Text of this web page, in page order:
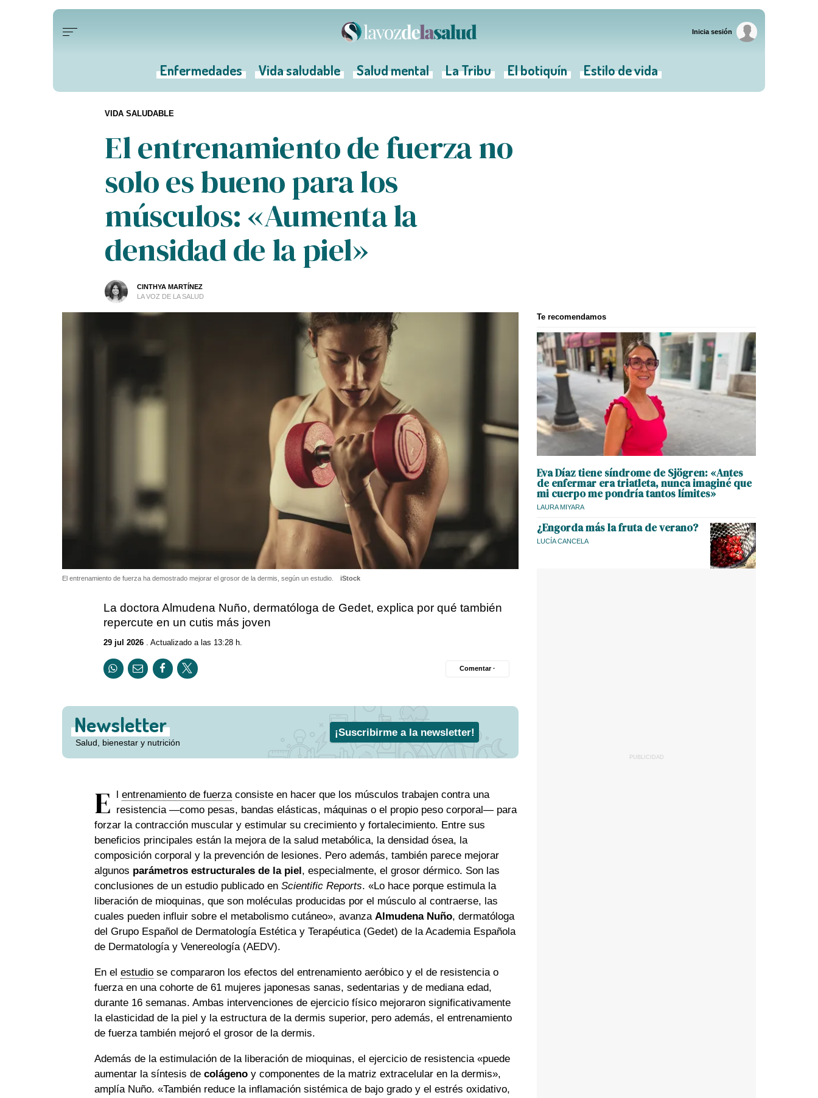
Inicia sesión
Enfermedades Vida saludable Salud mental La Tribu El botiquín Estilo de vida
El entrenamiento de fuerza no
solo es bueno para los
músculos: «Aumenta la
densidad de la piel»
CINTHYA MARTÍNEZ
LA VOZ DE LA SALUD
VIDA SALUDABLE
El entrenamiento de fuerza ha demostrado mejorar el grosor de la dermis, según un estudio. iStock
La doctora Almudena Nuño, dermatóloga de Gedet, explica por qué también
repercute en un cutis más joven
29 jul 2026. Actualizado a las 13:28 h.
Comentar ·
Newsletter
Salud, bienestar y nutrición
¡Suscribirme a la newsletter!
E entrenamiento de fuerzaconsiste en hacer que los músculos trabajen contra una
resistencia —como pesas, bandas elásticas, máquinas o el propio peso corporal— para
forzar la contracción muscular y estimular su crecimiento y fortalecimiento. Entre sus
beneficios principales están la mejora de la salud metabólica, la densidad ósea, la
composición corporal y la prevención de lesiones. Pero además, también parece mejorar
algunos parámetros estructurales de la piel , especialmente, el grosor dérmico. Son las
conclusiones de un estudio publicado en Scientific Reports. «Lo hace porque estimula la
liberación de mioquinas, que son moléculas producidas por el músculo al contraerse, las
cuales pueden influir sobre el metabolismo cutáneo», avanza Almudena Nuño, dermatóloga
del Grupo Español de Dermatología Estética y Terapéutica (Gedet) de la Academia Española
de Dermatología y Venereología (AEDV).
En el estudiose compararon los efectos del entrenamiento aeróbico y el de resistencia o
fuerza en una cohorte de 61 mujeres japonesas sanas, sedentarias y de mediana edad,
durante 16 semanas. Ambas intervenciones de ejercicio físico mejoraron significativamente
la elasticidad de la piel y la estructura de la dermis superior, pero además, el entrenamiento
de fuerza también mejoró el grosor de la dermis.
Además de la estimulación de la liberación de mioquinas, el ejercicio de resistencia «puede
aumentar la síntesis de colágenoy componentes de la matriz extracelular en la dermis»,
amplía Nuño. «También reduce la inflamación sistémica de bajo grado y el estrés oxidativo,
Te recomendamos
Eva Díaz tiene síndrome de Sjögren: «Antes
de enfermar era triatleta, nunca imaginé que
mi cuerpo me pondría tantos límites»
LAURA MIYARA
¿Engorda más la fruta de verano?
LUCÍA CANCELA